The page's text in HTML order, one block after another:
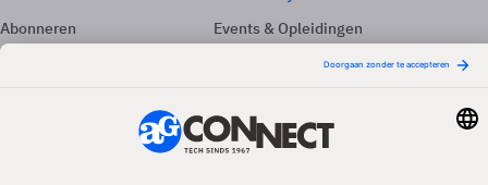
Abonneren
Adverteren
Events & Opleidingen